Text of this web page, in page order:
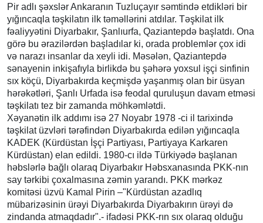
Pir adlı şəxslər Ankaranın Tuzluçayır səmtində etdikləri bir
yığıncaqla təşkilatın ilk təməllərini atdılar. Təşkilat ilk
fəaliyyətini Diyarbakır, Şanlıurfa, Qaziantepdə başlatdı. Ona
görə bu ərazilərdən başladılar ki, orada problemlər çox idi
və narazı insanlar da xeyli idi. Məsələn, Qaziantepdə
sənayenin inkişafıyla birlikdə bu şəhərə yoxsul işçi sinfinin
sıx köçü, Diyarbakırda keçmişdə yaşanmış olan bir üsyan
hərəkətləri, Şanlı Urfada isə feodal quruluşun davam etməsi
təşkilatı tez bir zamanda möhkəmlətdi.
Xəyanətin ilk addımı isə 27 Noyabr 1978 -ci il tarixində
təşkilat üzvləri tərəfindən Diyarbakırda edilən yığıncaqla
KADEK (Kürdüstan İşçi Partiyası, Partiyaya Karkaren
Kürdüstan) elan edildi. 1980-cı ildə Türkiyədə başlanan
həbslərlə bağlı olaraq Diyarbakır Həbsxanasında PKK-nın
say tərkibi çoxalmasına zəmin yarandı. PKK mərkəz
komitəsi üzvü Kamal Pirin –"Kürdüstan azadlıq
mübarizəsinin ürəyi Diyarbakırda Diyarbakırın ürəyi də
zindanda atmaqdadır".- ifadəsi PKK-rın sıx olaraq olduğu